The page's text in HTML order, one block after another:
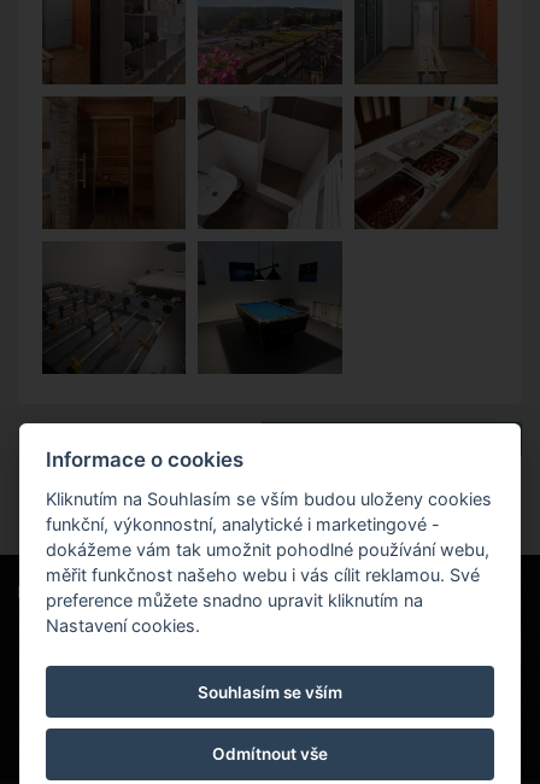
Hotel Červenohorské sedlo
Kouty nad Desnou 80, 788 11 Loučná nad
Desnou
rezervace@hotelchs.cz
Naši partneři
Informace o cookies
Kliknutím na Souhlasím se vším budou uloženy cookies
funkční, výkonnostní, analytické i marketingové -
dokážeme vám tak umožnit pohodlné používání webu,
měřit funkčnost našeho webu i vás cílit reklamou. Své
preference můžete snadno upravit kliknutím na
Nastavení cookies.
Souhlasím se vším
Odmítnout vše